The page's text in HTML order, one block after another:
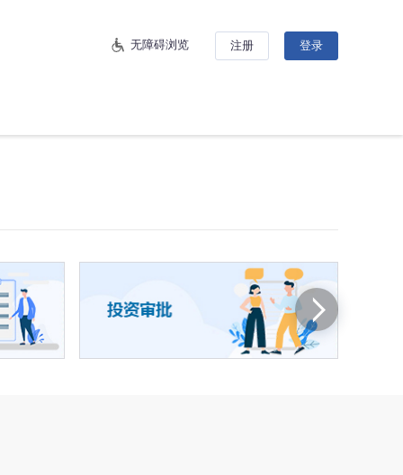
无障碍浏览 注册 登录